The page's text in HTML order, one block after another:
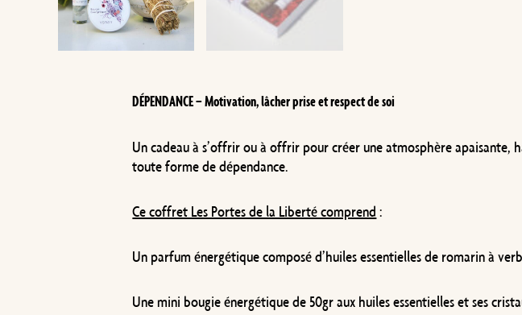
DÉPENDANCE – Motivation, lâcher prise et respect de soi
Un cadeau à s’offrir ou à offrir pour créer une atmosphère
toute forme de dépendance.
Ce coffret Les Portes de la Liberté comprend :
Un parfum énergétique composé d’huiles essentielles de romarin à
Une mini bougie énergétique de 50gr aux huiles essentielles et ses